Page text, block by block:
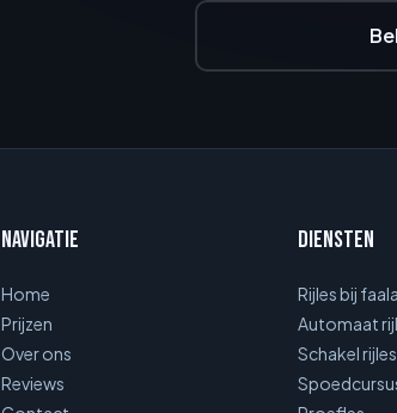
Navigatie
Home
Prijzen
Over ons
Reviews
Diensten
Rijles bij
Automaat
Schakel